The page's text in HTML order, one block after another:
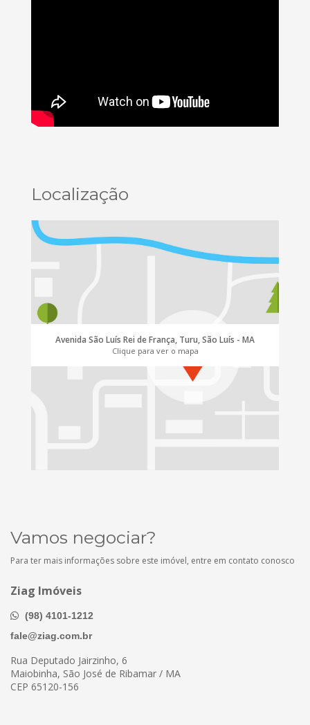
Localização
Avenida São Luís Rei de França, Turu, São Luís - MA
Clique para ver o mapa
Vamos negociar?
Para ter mais informações sobre este imóvel, entre em contato conosco
Ziag Imóveis
(98) 4101-1212
fale@ziag.com.br
Rua Deputado Jairzinho, 6
Maiobinha, São José de Ribamar / MA
CEP 65120-156